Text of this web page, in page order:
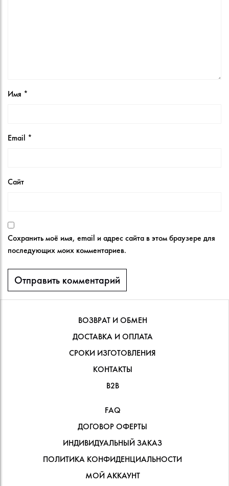
Имя *
Email *
Сайт
Сохранить моё имя, email и адрес сайта в этом браузере для
последующих моих комментариев.
ВОЗВРАТ И ОБМЕН
ДОСТАВКА И ОПЛАТА
СРОКИ ИЗГОТОВЛЕНИЯ
КОНТАКТЫ
В2В
FAQ
ДОГОВОР ОФЕРТЫ
ИНДИВИДУАЛЬНЫЙ ЗАКАЗ
ПОЛИТИКА КОНФИДЕНЦИАЛЬНОСТИ
МОЙ АККАУНТ